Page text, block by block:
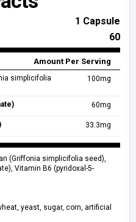
1 Capsule
60
Amount Per Serving
simplicifolia
100mg
60mg
33.3mg
(Griffonia simplicifolia seed),
Vitamin B6 (pyridoxal-5-
yeast, sugar, corn, artificial